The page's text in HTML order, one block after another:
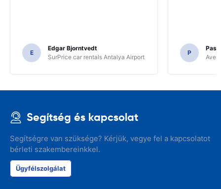
E
Edgar Bjorntvedt
SurPrice car rentals Antalya Airport
P
Avec
Segítség és kapcsolat
Segítségre van szüksége? Kérjük, vegye fel a kapcsolatot
bérleti szakembereinkkel.
Ügyfélszolgálat